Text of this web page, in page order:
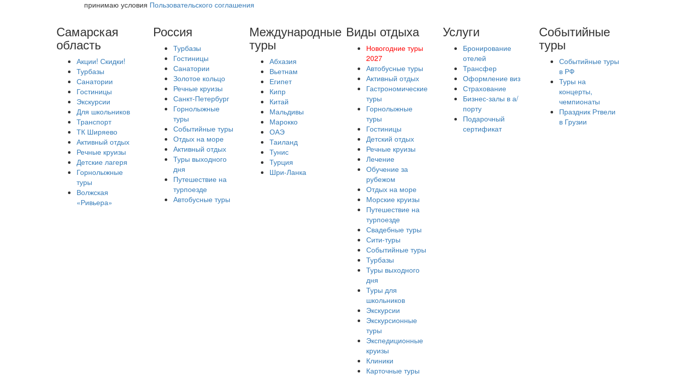
принимаю условия Пользовательского соглашения
Самарская
область
Акции! Скидки!
Турбазы
Санатории
Гостиницы
Экскурсии
Для школьников
Транспорт
ТК Ширяево
Активный отдых
Речные круизы
Детские лагеря
Горнолыжные
туры
Волжская
«Ривьера»
Россия
Турбазы
Гостиницы
Санатории
Золотое кольцо
Речные круизы
Санкт-Петербург
Горнолыжные
туры
Событийные туры
Отдых на море
Активный отдых
Туры выходного
дня
Путешествие на
турпоезде
Автобусные туры
Международные
туры
Абхазия
Вьетнам
Египет
Кипр
Китай
Мальдивы
Марокко
ОАЭ
Таиланд
Тунис
Турция
Шри-Ланка
Виды отдыха
Новогодние туры
2027
Автобусные туры
Активный отдых
Гастрономические
туры
Горнолыжные
туры
Гостиницы
Детский отдых
Речные круизы
Лечение
Обучение за
рубежом
Отдых на море
Морские круизы
Путешествие на
турпоезде
Свадебные туры
Сити-туры
Событийные туры
Турбазы
Туры выходного
дня
Туры для
школьников
Экскурсии
Экскурсионные
туры
Экспедиционные
круизы
Клиники
Карточные туры
Услуги
Бронирование
отелей
Трансфер
Оформление виз
Страхование
Бизнес-залы в а/
порту
Подарочный
сертификат
Событийные
туры
Событийные туры
в РФ
Туры на
концерты,
чемпионаты
Праздник Ртвели
в Грузии